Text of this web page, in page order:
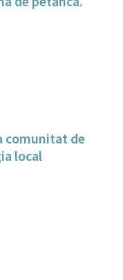
comunitat de
local